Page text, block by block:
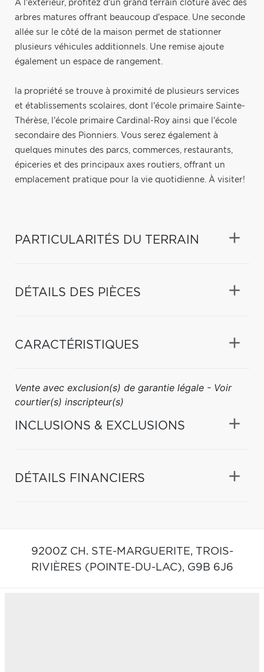
À l'extérieur, profitez d'un grand terrain clôturé avec des
arbres matures offrant beaucoup d'espace. Une seconde
allée sur le côté de la maison permet de stationner
plusieurs véhicules additionnels. Une remise ajoute
également un espace de rangement.
la propriété se trouve à proximité de plusieurs services
et établissements scolaires, dont l'école primaire Sainte-
Thérèse, l'école primaire Cardinal-Roy ainsi que l'école
secondaire des Pionniers. Vous serez également à
quelques minutes des parcs, commerces, restaurants,
épiceries et des principaux axes routiers, offrant un
emplacement pratique pour la vie quotidienne. À visiter!
PARTICULARITÉS DU TERRAIN
DÉTAILS DES PIÈCES
CARACTÉRISTIQUES
Vente avec exclusion(s) de garantie légale - Voir
courtier(s) inscripteur(s)
INCLUSIONS & EXCLUSIONS
DÉTAILS FINANCIERS
9200Z CH. STE-MARGUERITE, TROIS-
RIVIÈRES (POINTE-DU-LAC), G9B 6J6